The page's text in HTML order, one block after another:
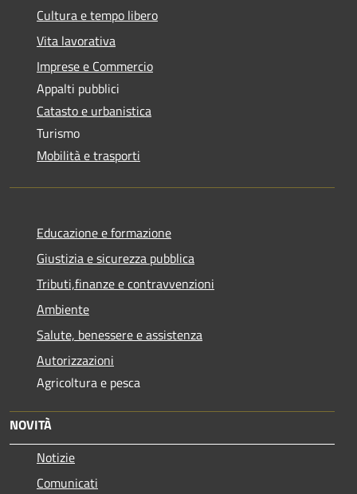
Cultura e tempo libero
Vita lavorativa
Imprese e Commercio
Appalti pubblici
Catasto e urbanistica
Turismo
Mobilità e trasporti
Educazione e formazione
Giustizia e sicurezza pubblica
Tributi,finanze e contravvenzioni
Ambiente
Salute, benessere e assistenza
Autorizzazioni
Agricoltura e pesca
NOVITÀ
Notizie
Comunicati